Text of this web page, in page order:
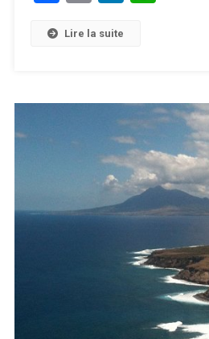
Lire la suite